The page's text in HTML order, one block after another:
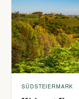
SÜDSTEIERMARK